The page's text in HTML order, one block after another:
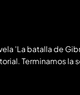
'La batalla de
Terminamos